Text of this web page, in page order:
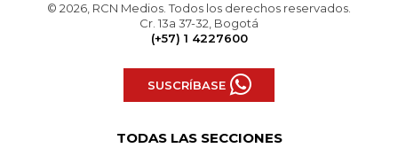
© 2026, RCN Medios. Todos los derechos reservados.
Cr. 13a 37-32, Bogotá
(+57) 1 4227600
SUSCRÍBASE
TODAS LAS SECCIONES